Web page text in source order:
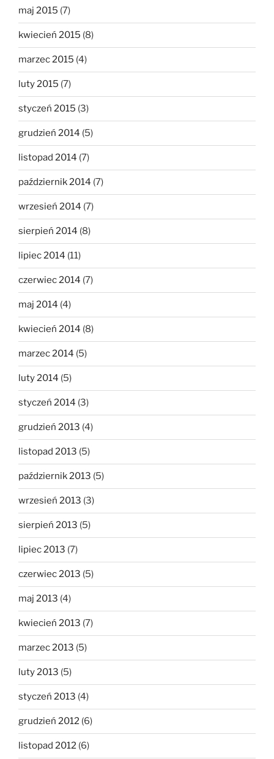
maj 2015 (7)
kwiecień 2015 (8)
marzec 2015 (4)
luty 2015 (7)
styczeń 2015 (3)
grudzień 2014 (5)
listopad 2014 (7)
październik 2014 (7)
wrzesień 2014 (7)
sierpień 2014 (8)
lipiec 2014 (11)
czerwiec 2014 (7)
maj 2014 (4)
kwiecień 2014 (8)
marzec 2014 (5)
luty 2014 (5)
styczeń 2014 (3)
grudzień 2013 (4)
listopad 2013 (5)
październik 2013 (5)
wrzesień 2013 (3)
sierpień 2013 (5)
lipiec 2013 (7)
czerwiec 2013 (5)
maj 2013 (4)
kwiecień 2013 (7)
marzec 2013 (5)
luty 2013 (5)
styczeń 2013 (4)
grudzień 2012 (6)
listopad 2012 (6)